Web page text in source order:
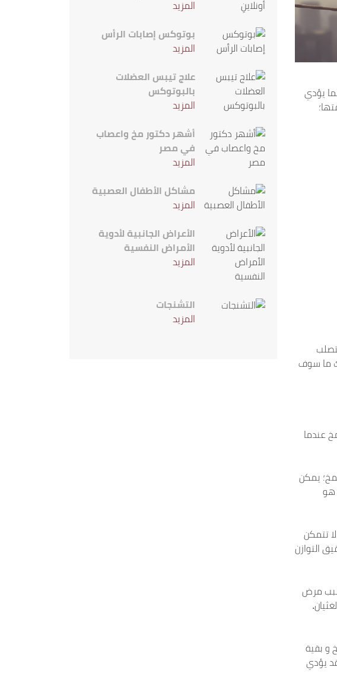
يؤدي
ما سوف
عندما
يمكن
هو
تتمكن
التوازن
مرض
و بقية
يؤدي
المزيد
بوتوكس إصابات الرأس
المزيد
علاج تيبس العضلات
بالبوتوكس
المزيد
أشهر دكتور مخ واعصاب
في مصر
المزيد
مشاكل الأطفال العصبية
المزيد
الأعراض الجانبية لأدوية
الأمراض النفسية
المزيد
التشنجات
المزيد